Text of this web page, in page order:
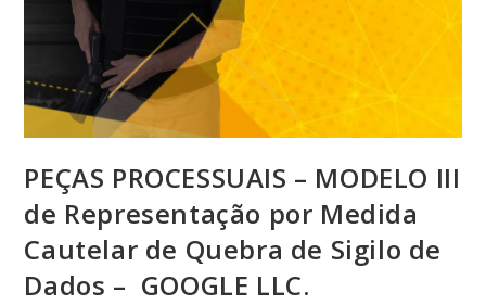
PEÇAS PROCESSUAIS – MODELO III
de Representação por Medida
Cautelar de Quebra de Sigilo de
Dados – GOOGLE LLC.